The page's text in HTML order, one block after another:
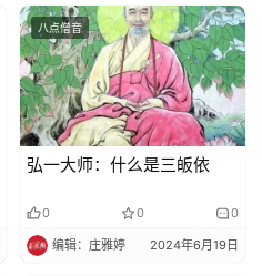
八点僧音
弘一大师：什么是三皈依
0 0 0
编辑：庄雅婷 2024年6月19日